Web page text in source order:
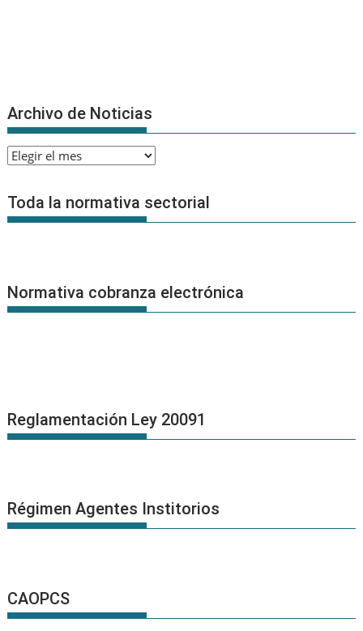
Archivo de Noticias
Archivo
Noticias
Toda la normativa sectorial
Normativa cobranza electrónica
Reglamentación Ley 20091
Régimen Agentes Institorios
CAOPCS